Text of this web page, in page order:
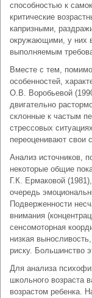
способностью к
критические
капризными,
окружающими, у них
выполняемым
Вместе с тем,
особенностей,
О.В. Воробьевой
двигательно
склонные к частым
стрессовых
переоценивают свои
Анализ источников,
некоторые общие
Г.К. Ермаковой
очередь
Подверженности
внимания
сенсомоторная
низкая
риску. Большинство
Для анализа
школьного возраста
возрастом ребенка.